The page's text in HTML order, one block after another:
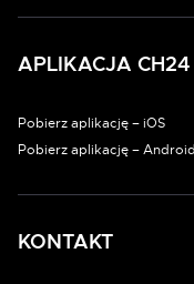
APLIKACJA CH24
Pobierz aplikację – iOS
Pobierz aplikację – Android
KONTAKT